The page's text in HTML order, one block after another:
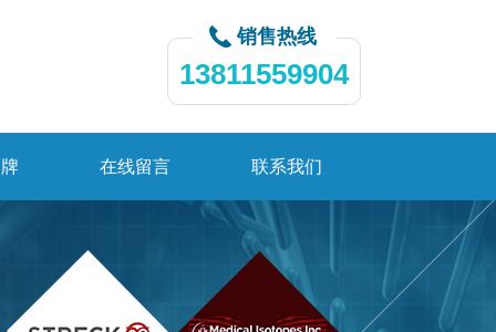
销售热线
13811559904
在线留言 联系我们